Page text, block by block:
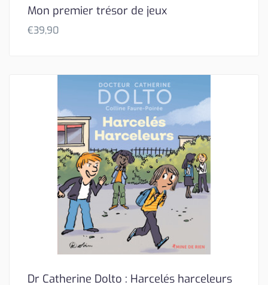
Mon premier trésor de jeux
€39,90
Dr Catherine Dolto : Harcelés harceleurs